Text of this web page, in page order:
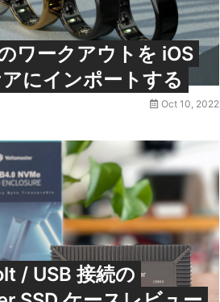
ワークアウトを iOS
にインポートする
Oct 10, 2022
/ USB 接続の